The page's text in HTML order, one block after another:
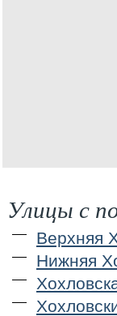
Улицы с
Верхняя
Нижняя